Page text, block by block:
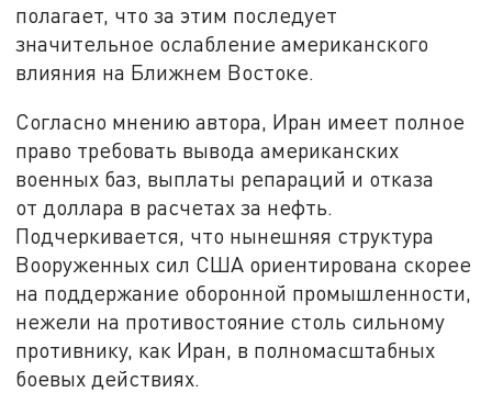
полагает, что за этим последует
значительное ослабление американского
влияния на Ближнем Востоке.
Согласно мнению автора, Иран имеет полное
право требовать вывода американских
военных баз, выплаты репараций и отказа
от доллара в расчетах за нефть.
Подчеркивается, что нынешняя структура
Вооруженных сил США ориентирована скорее
на поддержание оборонной промышленности,
нежели на противостояние столь сильному
противнику, как Иран, в полномасштабных
боевых действиях.